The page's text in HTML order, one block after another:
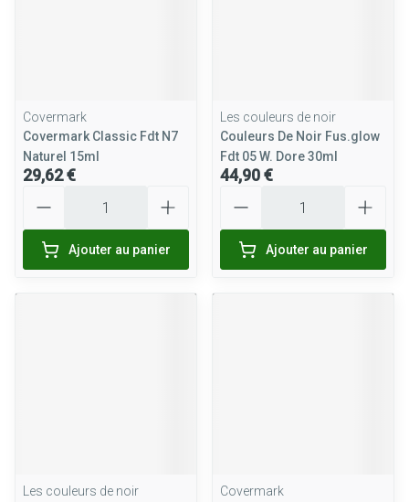
Covermark
Covermark Classic Fdt N7
Naturel 15ml
29,62 €
Ajouter au panier
Les couleurs de noir
Couleurs De Noir Fus.glow
Fdt 05 W. Dore 30ml
44,90 €
Ajouter au panier
Les couleurs de noir
Covermark